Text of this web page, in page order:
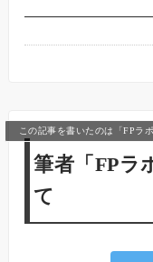
この記事を書いたのは「FPラ
筆者「FPラ
て